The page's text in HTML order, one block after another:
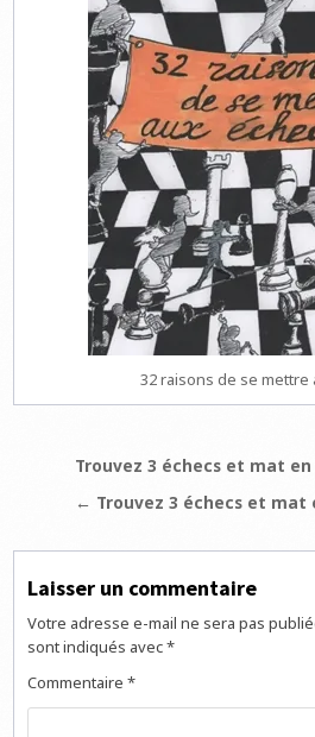
32 raisons de se mettre
Navigation
Trouvez 3 échecs et mat
← Trouvez 3 échecs et mat
Laisser un commentaire
Votre adresse e-mail ne sera pas
sont indiqués avec*
Commentaire*